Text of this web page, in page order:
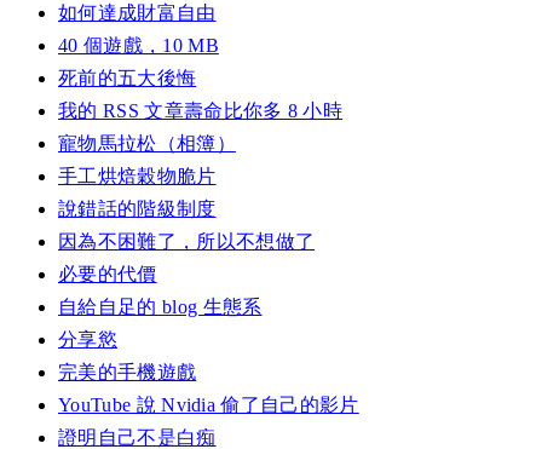
如何達成財富自由
40 個遊戲，10 MB
死前的五大後悔
我的 RSS 文章壽命比你多 8 小時
寵物馬拉松（相簿）
手工烘焙穀物脆片
說錯話的階級制度
因為不困難了，所以不想做了
必要的代價
自給自足的 blog 生態系
分享慾
完美的手機遊戲
YouTube 說 Nvidia 偷了自己的影片
證明自己不是白痴